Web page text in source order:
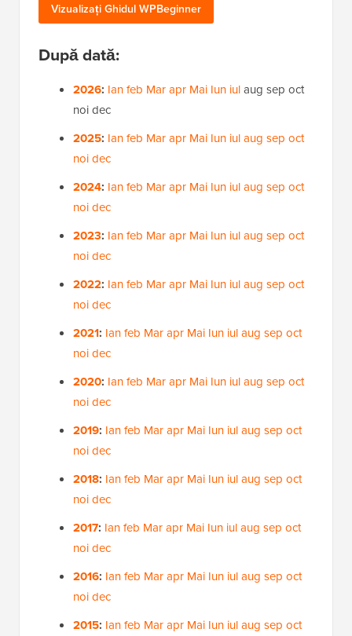
Vizualizați Ghidul WPBeginner
După dată:
2026: Ianfeb Marapr Mai Iun iulaug sep oct
noidec
2025: Ianfeb Marapr Mai Iun iulaug sep oct
noidec
2024: Ianfeb Marapr Mai Iun iulaug sep oct
noidec
2023: Ianfeb Marapr Mai Iun iulaug sep oct
noidec
2022: Ianfeb Marapr Mai Iun iulaug sep oct
noidec
2021: Ianfeb Marapr Mai Iun iulaug sep oct
noidec
2020: Ianfeb Marapr Mai Iun iulaug sep oct
noidec
2019: Ianfeb Marapr Mai Iun iulaug sep oct
noidec
2018: Ianfeb Marapr Mai Iun iulaug sep oct
noidec
2017: Ianfeb Marapr Mai Iun iulaug sep oct
noidec
2016: Ianfeb Marapr Mai Iun iulaug sep oct
noidec
2015: Ianfeb Marapr Mai Iun iulaug sep oct